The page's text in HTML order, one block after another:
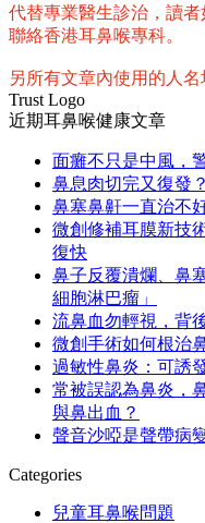
代替專業醫生診治，讀
聯絡香港耳鼻喉專科。
另所有文章內使用的人名
Trust Logo
近期耳鼻喉健康文章
面癱不只是中風，
鼻息肉切完又復發
鼻塞鼻鼾一直治不
微創修補耳膜新技
復快
鼻子反覆潰爛、鼻
細胞淋巴瘤」
流鼻血勿輕視，背
微創手術如何根治
過敏性鼻炎：可誘
常被誤認為鼻炎，
與鼻出血？
聲音沙啞是聲帶病
Categories
兒童耳鼻喉問題